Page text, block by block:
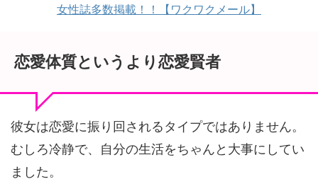
女性誌多数掲載！！【ワクワクメール】
恋愛体質というより恋愛賢者
彼女は恋愛に振り回されるタイプではありません。
むしろ冷静で、自分の生活をちゃんと大事にしてい
ました。